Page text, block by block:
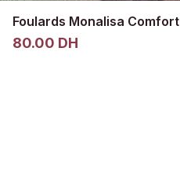
Foulards Monalisa Comfort
80.00 DH